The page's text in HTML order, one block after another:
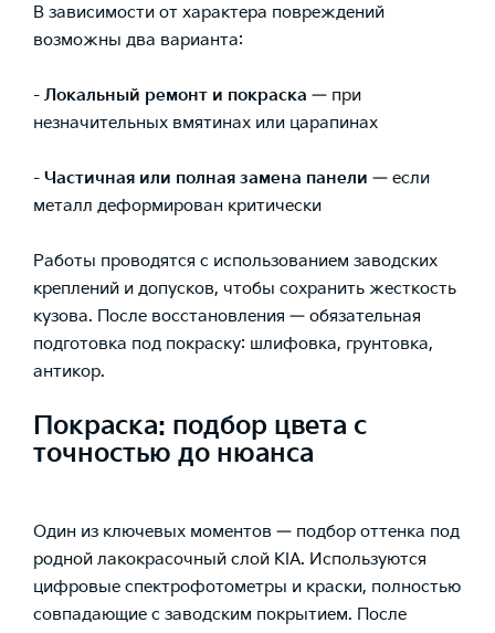
В зависимости от характера повреждений
возможны два варианта:
- Локальный ремонт и покраска — при
незначительных вмятинах или царапинах
- Частичная или полная замена панели — если
металл деформирован критически
Работы проводятся с использованием заводских
креплений и допусков, чтобы сохранить жесткость
кузова. После восстановления — обязательная
подготовка под покраску: шлифовка, грунтовка,
антикор.
Покраска: подбор цвета с
точностью до нюанса
Один из ключевых моментов — подбор оттенка под
родной лакокрасочный слой KIA. Используются
цифровые спектрофотометры и краски, полностью
совпадающие с заводским покрытием. После